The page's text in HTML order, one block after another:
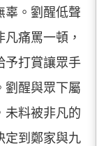
辜。劉醒低聲
痛罵一頓，
予打賞讓眾手
劉醒與眾下屬
未料被非凡的
定到鄭家與九